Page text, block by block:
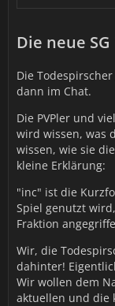
Die neue
Die
dann im Chat.
Die PVPler und
wird wissen, was
wissen, wie sie
kleine Erklärung:
"inc" ist die
Spiel genutzt
Fraktion
Wir, die
dahinter!
Wir wollen dem
aktuellen und die